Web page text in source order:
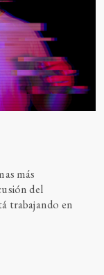
más
del
trabajando en